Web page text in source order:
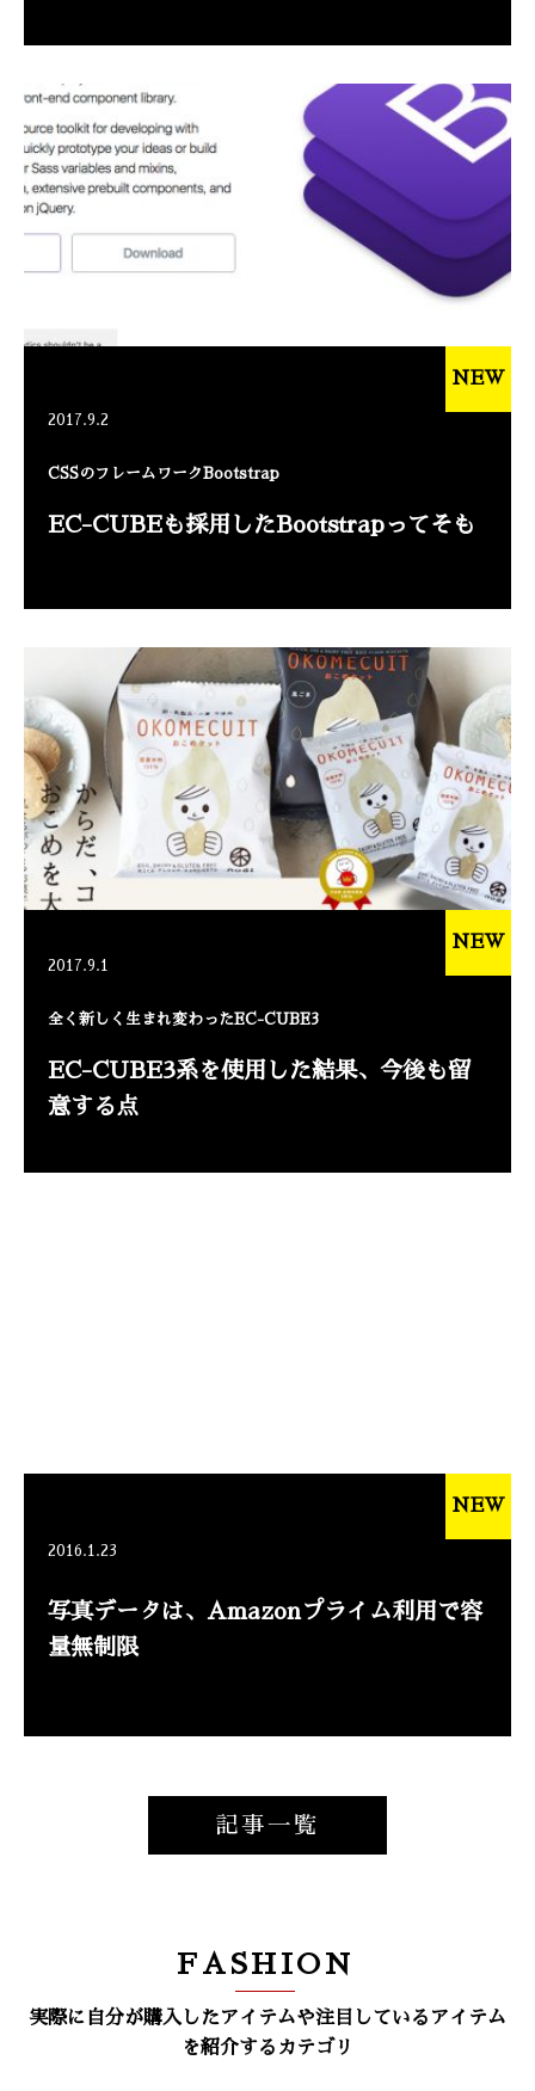
2017.9.2
CSSのフレームワークBootstrap
EC-CUBEも採用したBootstrapってそも
NEW
2017.9.1
全く新しく生まれ変わったEC-CUBE3
EC-CUBE3系を使用した結果、今後も留
意する点
NEW
2016.1.23
写真データは、Amazonプライム利用で容
量無制限
NEW
記事一覧
FASHION
実際に自分が購入したアイテムや注目しているアイテム
を紹介するカテゴリ